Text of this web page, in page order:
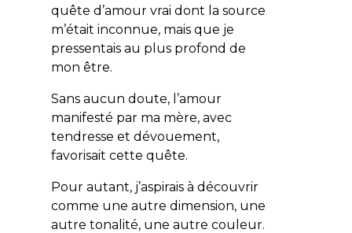
quête d’amour vrai dont la source
m’était inconnue, mais que je
pressentais au plus profond de
mon être.
Sans aucun doute, l’amour
manifesté par ma mère, avec
tendresse et dévouement,
favorisait cette quête.
Pour autant, j’aspirais à découvrir
comme une autre dimension, une
autre tonalité, une autre couleur.